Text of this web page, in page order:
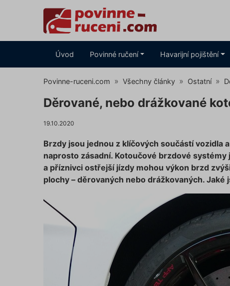
Úvod Povinné ručení Havarijní pojištění
Povinne-ruceni.com Všechny články Ostatní
Děrované, nebo drážkované
19.10.2020
Brzdy jsou jednou z klíčových součástí vozidla
naprosto zásadní. Kotoučové brzdové
a příznivci ostřejší jízdy mohou výkon brzd
plochy – děrovaných nebo drážkovaných. Jaké